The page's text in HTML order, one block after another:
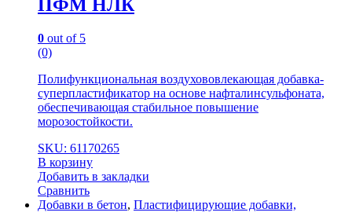
ПФМ НЛК
0 out of 5
(0)
Полифункциональная воздухововлекающая добавка-
суперпластификатор на основе нафталинсульфоната,
обеспечивающая стабильное повышение
морозостойкости.
SKU: 61170265
В корзину
Добавить в закладки
Сравнить
Добавки в бетон, Пластифицирующие добавки,